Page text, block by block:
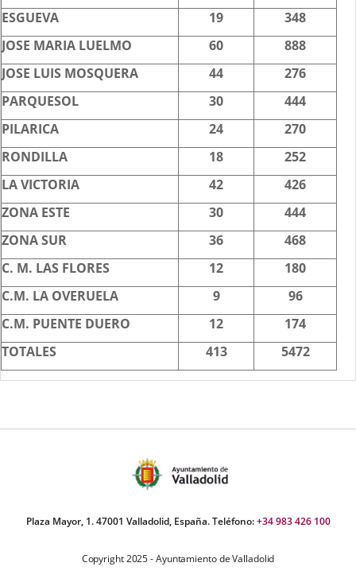
ESGUEVA
19
348
JOSE MARIA LUELMO
60
888
JOSE LUIS MOSQUERA
44
276
PARQUESOL
30
444
PILARICA
24
270
RONDILLA
18
252
LA VICTORIA
42
426
ZONA ESTE
30
444
ZONA SUR
36
468
C. M. LAS FLORES
12
180
C.M. LA OVERUELA
9
96
C.M. PUENTE DUERO
12
174
TOTALES
413 5472
Plaza Mayor, 1. 47001 Valladolid, España. Teléfono:+34 983 426 100
Copyright 2025 - Ayuntamiento de Valladolid